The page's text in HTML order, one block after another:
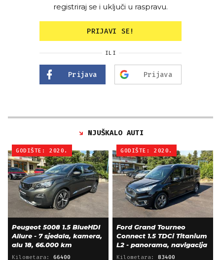
registriraj se i uključi u raspravu.
PRIJAVI SE!
ILI
Prijava Prijava
NJUŠKALO AUTI
GODIŠTE: 2020.
Peugeot 5008 1.5 BlueHDI
Allure - 7 sjedala, kamera,
alu 18, 66.000 km
Kilometara: 66400
GODIŠTE: 2020.
Ford Grand Tourneo
Connect 1.5 TDCi Titanium
L2 - panorama, navigacija
Kilometara: 83400